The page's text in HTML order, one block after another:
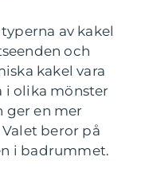
av kakel
och
kakel vara
olika mönster
ger en mer
beror på
i badrummet.